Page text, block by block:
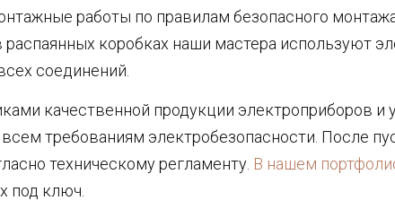
работы по правилам безопасного
коробках наши мастера используют
соединений.
качественной продукции электроприборов и
требованиям электробезопасности. После
техническому регламенту. В нашем
под ключ.